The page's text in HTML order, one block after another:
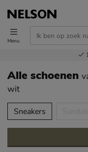
Menu
Voor
Alle schoenen
wit
over
Sneakers